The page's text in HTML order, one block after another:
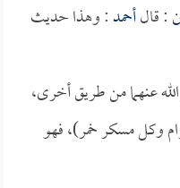
: قالأحمد: وهذا حديث
عنهما من طريق أخرى،
وكل مسكر خمر)، فهو